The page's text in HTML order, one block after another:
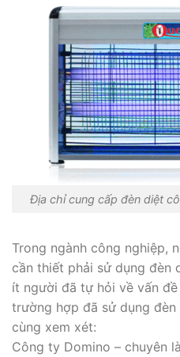
Địa chỉ cung cấp đèn diệt
Trong ngành công nghiệp,
cần thiết phải sử dụng đèn
ít người đã tự hỏi về vấn
trường hợp đã sử dụng
cùng xem xét:
Công ty Domino – chuyên